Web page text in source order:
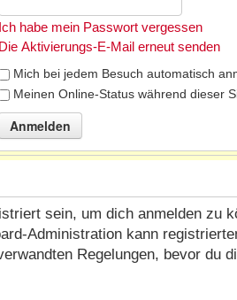
Ich habe mein Passwort vergessen
Die Aktivierungs-E-Mail erneut senden
Mich bei jedem Besuch automatisch
Meinen Online-Status während dieser
sein, um dich anmelden zu
Administration kann
Regelungen, bevor